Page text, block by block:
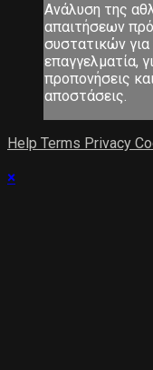
Ανάλυση της
απαιτήσεων
συστατικών για
επαγγελματία,
προπονήσεις
αποστάσεις.
Help Terms Privacy
×